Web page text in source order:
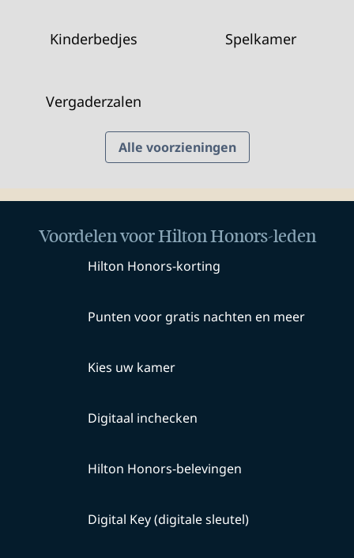
Kinderbedjes Spelkamer
Vergaderzalen
Alle voorzieningen
Voordelen voor Hilton Honors-leden
Hilton Honors-korting
Punten voor gratis nachten en meer
Kies uw kamer
Digitaal inchecken
Hilton Honors-belevingen
Digital Key (digitale sleutel)